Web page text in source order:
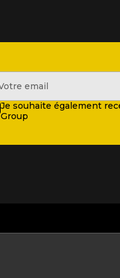
Je souhaite également
Group